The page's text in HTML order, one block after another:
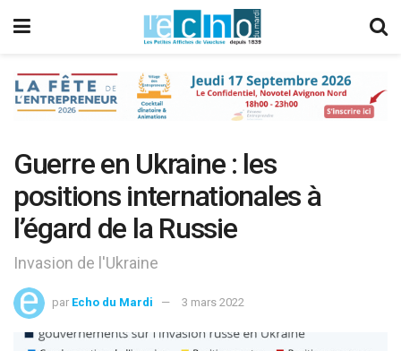
Guerre en Ukraine : les
positions internationales à
l’égard de la Russie
Invasion de l'Ukraine
par Echo du Mardi 3 mars 2022